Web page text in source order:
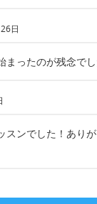
日
ったのが残念でし
スンでした！あり